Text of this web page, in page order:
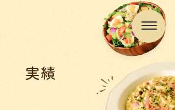
実績